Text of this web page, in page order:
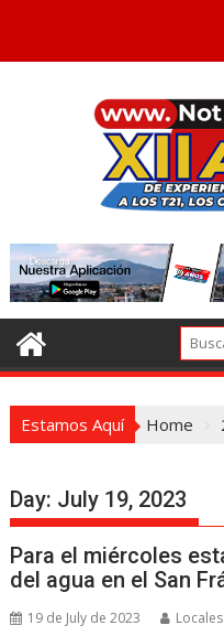
Estamos Aquí Home
Day: July 19, 2023
Para el miércoles
del agua en el San
19 de July de 2023 Locales